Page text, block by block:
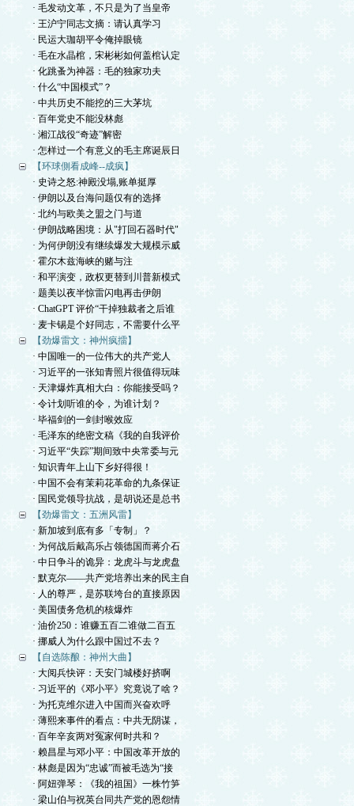
· 毛发动文革，不只是为了当皇帝
· 王沪宁同志文摘：请认真学习
· 民运大珈胡平令俺掉眼镜
· 毛在水晶棺，宋彬彬如何盖棺认定
· 化跳蚤为神器：毛的独家功夫
· 什么“中国模式”？
· 中共历史不能挖的三大茅坑
· 百年党史不能没林彪
· 湘江战役“奇迹”解密
· 怎样过一个有意义的毛主席诞辰日
【环球側看成峰--成疯】
· 史诗之怒:神殿没塌,账单挺厚
· 伊朗以及台海问题仅有的选择
· 北约与欧美之盟之门与道
· 伊朗战略困境：从"打回石器时代"
· 为何伊朗没有继续爆发大规模示威
· 霍尔木兹海峡的赌与注
· 和平演变，政权更替到川普新模式
· 题美以夜半惊雷闪电再击伊朗
· ChatGPT 评价“干掉独裁者之后谁
· 麦卡锡是个好同志，不需要什么平
【劲爆雷文：神州疯擂】
· 中国唯一的一位伟大的共产党人
· 习近平的一张知青照片很值得玩味
· 天津爆炸真相大白：你能接受吗？
· 令计划听谁的令，为谁计划？
· 毕福剑的一剑封喉效应
· 毛泽东的绝密文稿《我的自我评价
· 习近平“失踪”期间致中央常委与元
· 知识青年上山下乡好得很！
· 中国不会有茉莉花革命的九条保证
· 国民党领导抗战，是胡说还是总书
【劲爆雷文：五洲风雷】
· 新加坡到底有多「专制」？
· 为何战后戴高乐占领德国而蒋介石
· 中日争斗的诡异：龙虎斗与龙虎盘
· 默克尔——共产党培养出来的民主自
· 人的尊严，是苏联垮台的直接原因
· 美国债务危机的核爆炸
· 油价250：谁赚五百二谁做二百五
· 挪威人为什么跟中国过不去？
【自选陈酿：神州大曲】
· 大阅兵快评：天安门城楼好挤啊
· 习近平的《邓小平》究竟说了啥？
· 为托克维尔进入中国而兴奋欢呼
· 薄熙来事件的看点：中共无阴谋，
· 百年辛亥两对冤家何时共和？
· 赖昌星与邓小平：中国改革开放的
· 林彪是因为“忠诚”而被毛选为“接
· 阿妞弹琴：《我的祖国》一株竹笋
· 梁山伯与祝英台同共产党的恩怨情